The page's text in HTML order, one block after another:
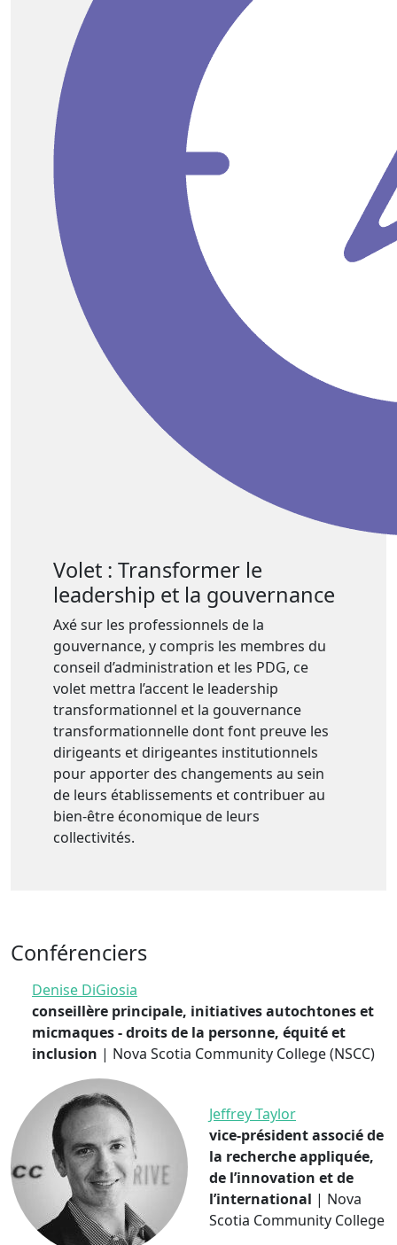
Volet : Transformer le
leadership et la gouvernance
Axé sur les professionnels de la
gouvernance, y compris les membres du
conseil d’administration et les PDG, ce
volet mettra l’accent le leadership
transformationnel et la gouvernance
transformationnelle dont font preuve les
dirigeants et dirigeantes institutionnels
pour apporter des changements au sein
de leurs établissements et contribuer au
bien-être économique de leurs
collectivités.
Conférenciers
Denise DiGiosia
conseillère principale, initiatives autochtones et
micmaques - droits de la personne, équité et
inclusion | Nova Scotia Community College (NSCC)
Jeffrey Taylor
vice-président associé de
la recherche appliquée,
de l’innovation et de
l’international | Nova
Scotia Community College